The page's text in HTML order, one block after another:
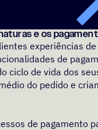
e os
experiências
de
ciclo de vida dos
do pedido e
de pagamento